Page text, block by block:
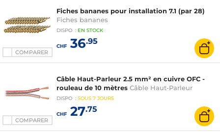
COMPARER
Fiches bananes pour installation 7.1 (par 28)
Fiches bananes
DISPO : EN STOCK
CHF36.95
COMPARER
Câble Haut-Parleur 2.5 mm² en cuivre OFC -
rouleau de 10 mètres Câble Haut-Parleur
DISPO : SOUS 7 JOURS
CHF27.75